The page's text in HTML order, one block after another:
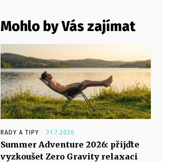
Mohlo by Vás zajímat
RADY A TIPY 31.7.2026
Summer Adventure 2026: přijďte
vyzkoušet Zero Gravity relaxaci